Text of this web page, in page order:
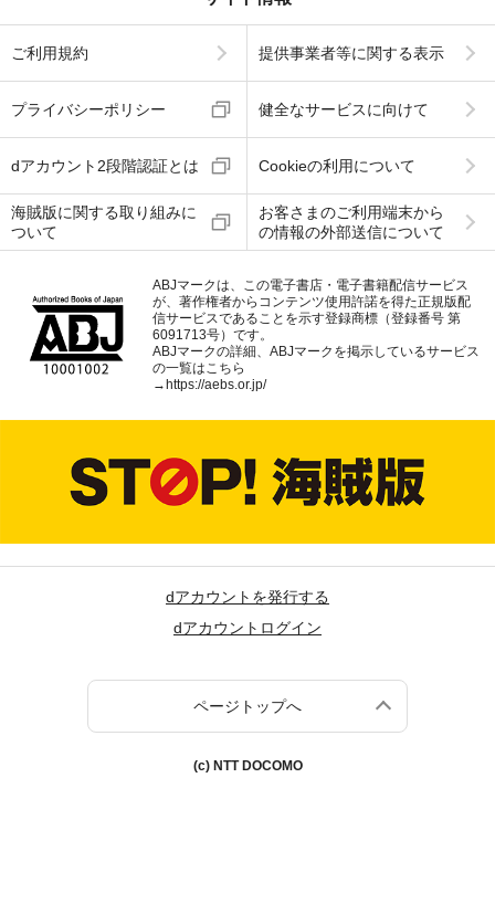
ご利用規約 提供事業者等に関する表示
プライバシーポリシー 健全なサービスに向けて
dアカウント2段階認証とは Cookieの利用について
海賊版に関する取り組みに
ついて
お客さまのご利用端末から
の情報の外部送信について
ABJマークは、この電子書店・電子書籍配信サービス
が、著作権者からコンテンツ使用許諾を得た正規版配
信サービスであることを示す登録商標（登録番号 第
6091713号）です。
ABJマークの詳細、ABJマークを掲示しているサービス
の一覧はこちら
→https://aebs.or.jp/
dアカウントを発行する
dアカウントログイン
ページトップへ
(c) NTT DOCOMO